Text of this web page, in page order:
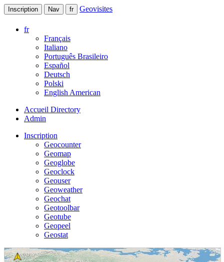
Inscription Nav fr Geovisites
fr
Français
Italiano
Português Brasileiro
Español
Deutsch
Polski
English American
Accueil Directory
Admin
Inscription
Geocounter
Geomap
Geoglobe
Geoclock
Geouser
Geoweather
Geochat
Geotoolbar
Geotube
Geopeel
Geostat